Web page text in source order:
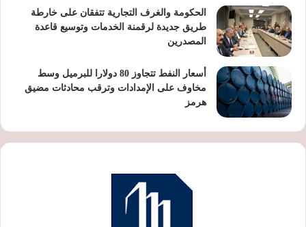
الحكومة والغرف التجارية تتفقان على خارطة
طريق جديدة لرقمنة الخدمات وتوسيع قاعدة
المصدرين
أسعار النفط تتجاوز 80 دولارا للبرميل وسط
مخاوف على الإمدادات وترقب محادثات مضيق
هرمز